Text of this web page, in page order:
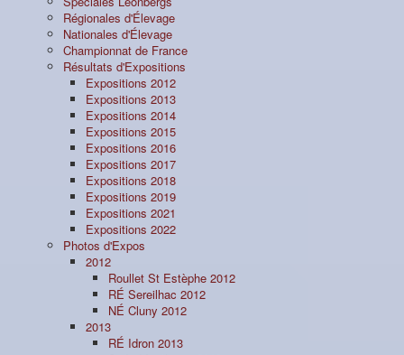
Régionales d'Élevage
Nationales d'Élevage
Championnat de France
Résultats d'Expositions
Expositions 2012
Expositions 2013
Expositions 2014
Expositions 2015
Expositions 2016
Expositions 2017
Expositions 2018
Expositions 2019
Expositions 2021
Expositions 2022
Photos d'Expos
2012
Roullet St Estèphe 2012
RÉ Sereilhac 2012
NÉ Cluny 2012
2013
RÉ Idron 2013